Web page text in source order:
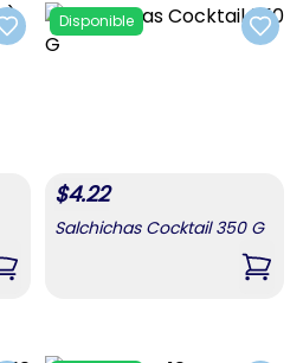
Add to favorites
,Lomo Ahumado (5 Lb)
Add
Disponible
$4.22
Salchichas Cocktail 350 G
,